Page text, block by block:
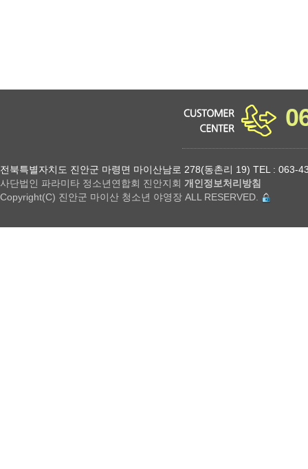
전북특별자치도 진안군 마령면 마이산남로 278(동촌리 19) TEL : 063-
사단법인 파라미타 정소년연합회 진안지회 개인정보처리방침
Copyright(C) 진안군 마이산 청소년 야영장 ALL RESERVED.